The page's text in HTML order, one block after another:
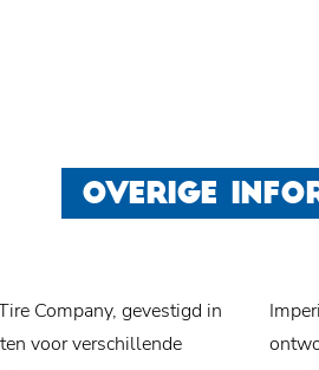
OVERIGE
Company, gevestigd in
voor verschillende